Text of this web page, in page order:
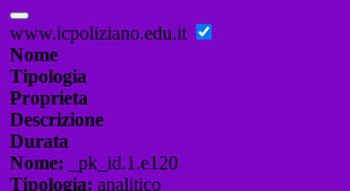
www.icpoliziano.edu.it
Nome
Tipologia
Proprieta
Descrizione
Durata
Nome: _pk_id.1.e120
Tipologia: analitico